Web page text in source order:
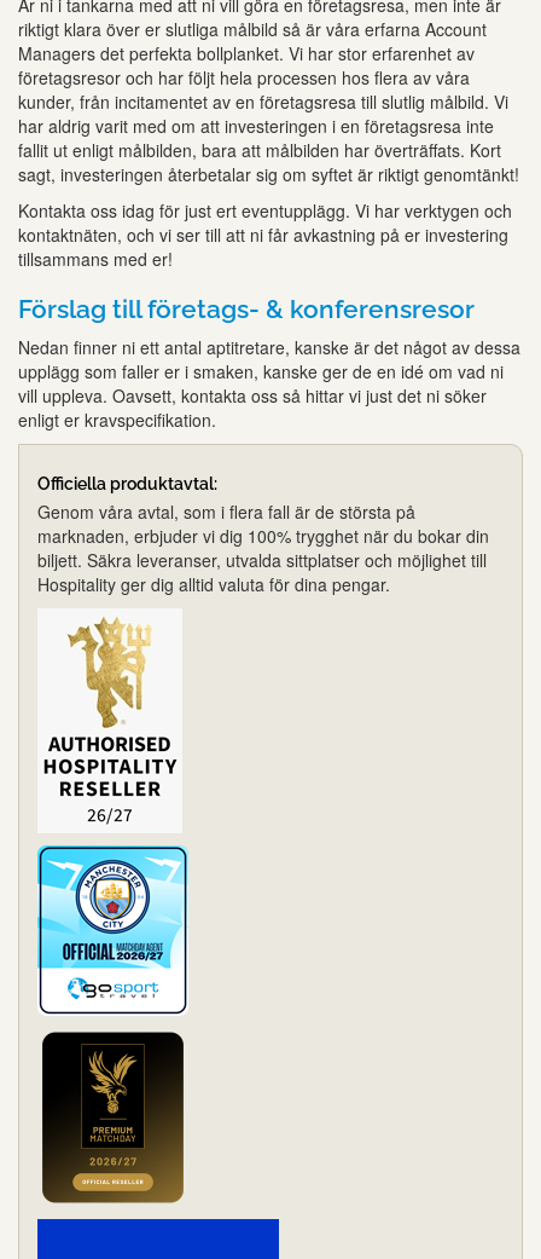
riktigt klara över er slutliga målbild så är våra erfarna Account
Managers det perfekta bollplanket. Vi har stor erfarenhet av
företagsresor och har följt hela processen hos flera av våra
kunder, från incitamentet av en företagsresa till slutlig målbild. Vi
har aldrig varit med om att investeringen i en företagsresa inte
fallit ut enligt målbilden, bara att målbilden har överträffats. Kort
sagt, investeringen återbetalar sig om syftet är riktigt genomtänkt!
Kontakta oss idag för just ert eventupplägg. Vi har verktygen och
kontaktnäten, och vi ser till att ni får avkastning på er investering
tillsammans med er!
Förslag till företags- & konferensresor
Nedan finner ni ett antal aptitretare, kanske är det något av dessa
upplägg som faller er i smaken, kanske ger de en idé om vad ni
vill uppleva. Oavsett, kontakta oss så hittar vi just det ni söker
enligt er kravspecifikation.
Officiella produktavtal:
Genom våra avtal, som i flera fall är de största på
marknaden, erbjuder vi dig 100% trygghet när du bokar din
biljett. Säkra leveranser, utvalda sittplatser och möjlighet till
Hospitality ger dig alltid valuta för dina pengar.